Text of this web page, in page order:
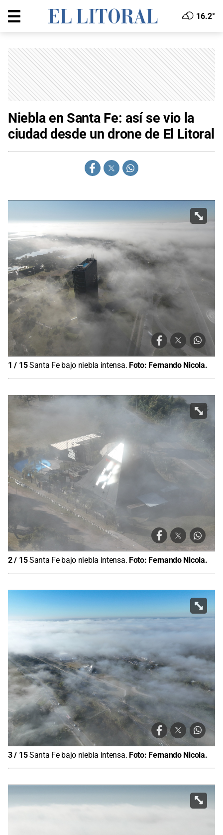
16.2°
Niebla en Santa Fe: así se vio la
ciudad desde un drone de El Litoral
1 / 15Santa Fe bajo niebla intensa. Foto: Fernando Nicola.
2/ 15Santa Fe bajo niebla intensa. Foto: Fernando Nicola.
3/ 15Santa Fe bajo niebla intensa. Foto: Fernando Nicola.